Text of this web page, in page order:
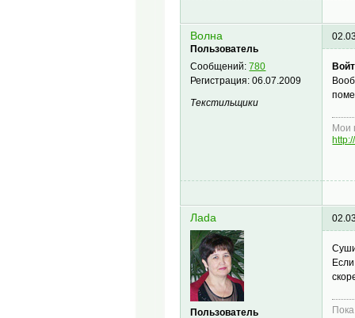
Волна
Пользователь
Сообщений:780
Регистрация:06.07.2009
Текстильщики
Мои
Лаdа
Пользователь